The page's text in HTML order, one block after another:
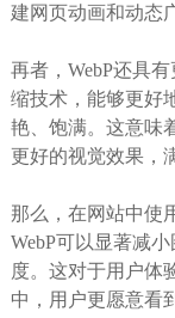
建网页动画和动态
再者，WebP还具
缩技术，能够更好
艳、饱满。这意味
更好的视觉效果，
那么，在网站中使
WebP可以显著减
度。这对于用户体
中，用户更愿意看